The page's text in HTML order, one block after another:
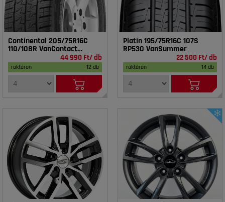
Continental 205/75R16C
110/108R VanContact
44 990 Ft/ db
raktáron 12 db
Platin 195/75R16C 107S
RP530 VanSummer
22 500 Ft/ db
raktáron 14 db